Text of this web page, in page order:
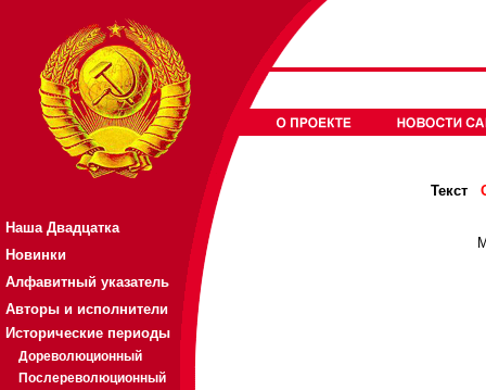
Наша Двадцатка
Новинки
Алфавитный указатель
Авторы и исполнители
Исторические периоды
Дореволюционный
Послереволюционный
Текст